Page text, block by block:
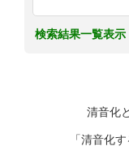
検索結果一覧表示
清音化
「清音化